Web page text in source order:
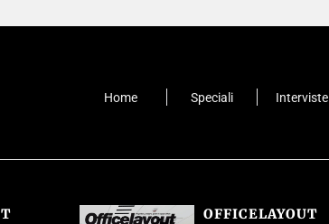
Home Speciali Interviste
OFFICELAYOUT